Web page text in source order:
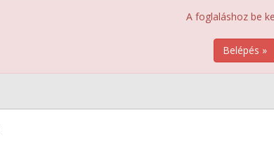
A foglaláshoz be
Belépés »